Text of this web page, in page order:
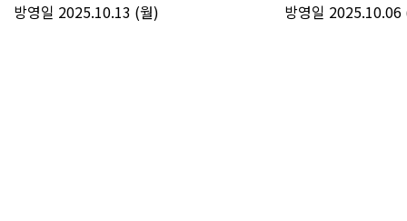
방영일 2025.10.13 (월) 방영일 2025.10.06